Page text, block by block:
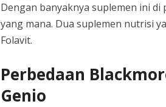
Dengan banyaknya suplemen ini
yang mana. Dua suplemen nutrisi
Folavit.
Perbedaan
Genio